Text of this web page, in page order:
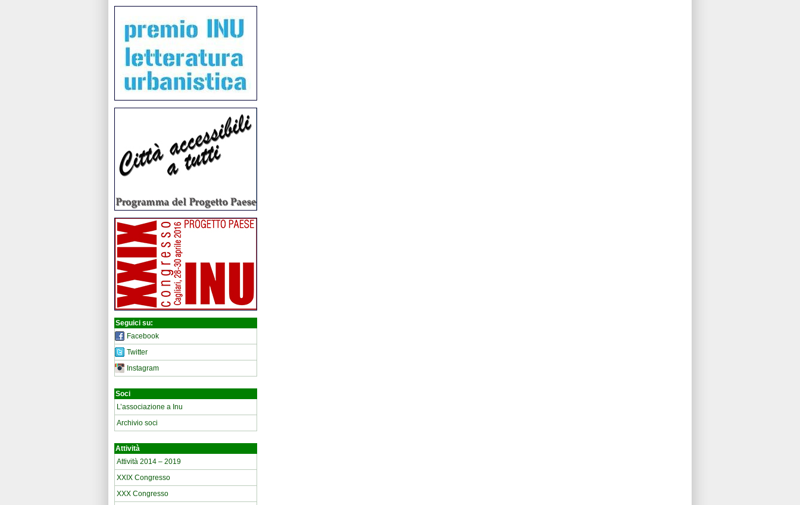
Seguici su:
Facebook
Twitter
Instagram
Soci
L’associazione a Inu
Archivio soci
Attività
Attività 2014 – 2019
XXIX Congresso
XXX Congresso